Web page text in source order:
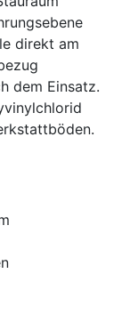
direkt am
dem Einsatz.